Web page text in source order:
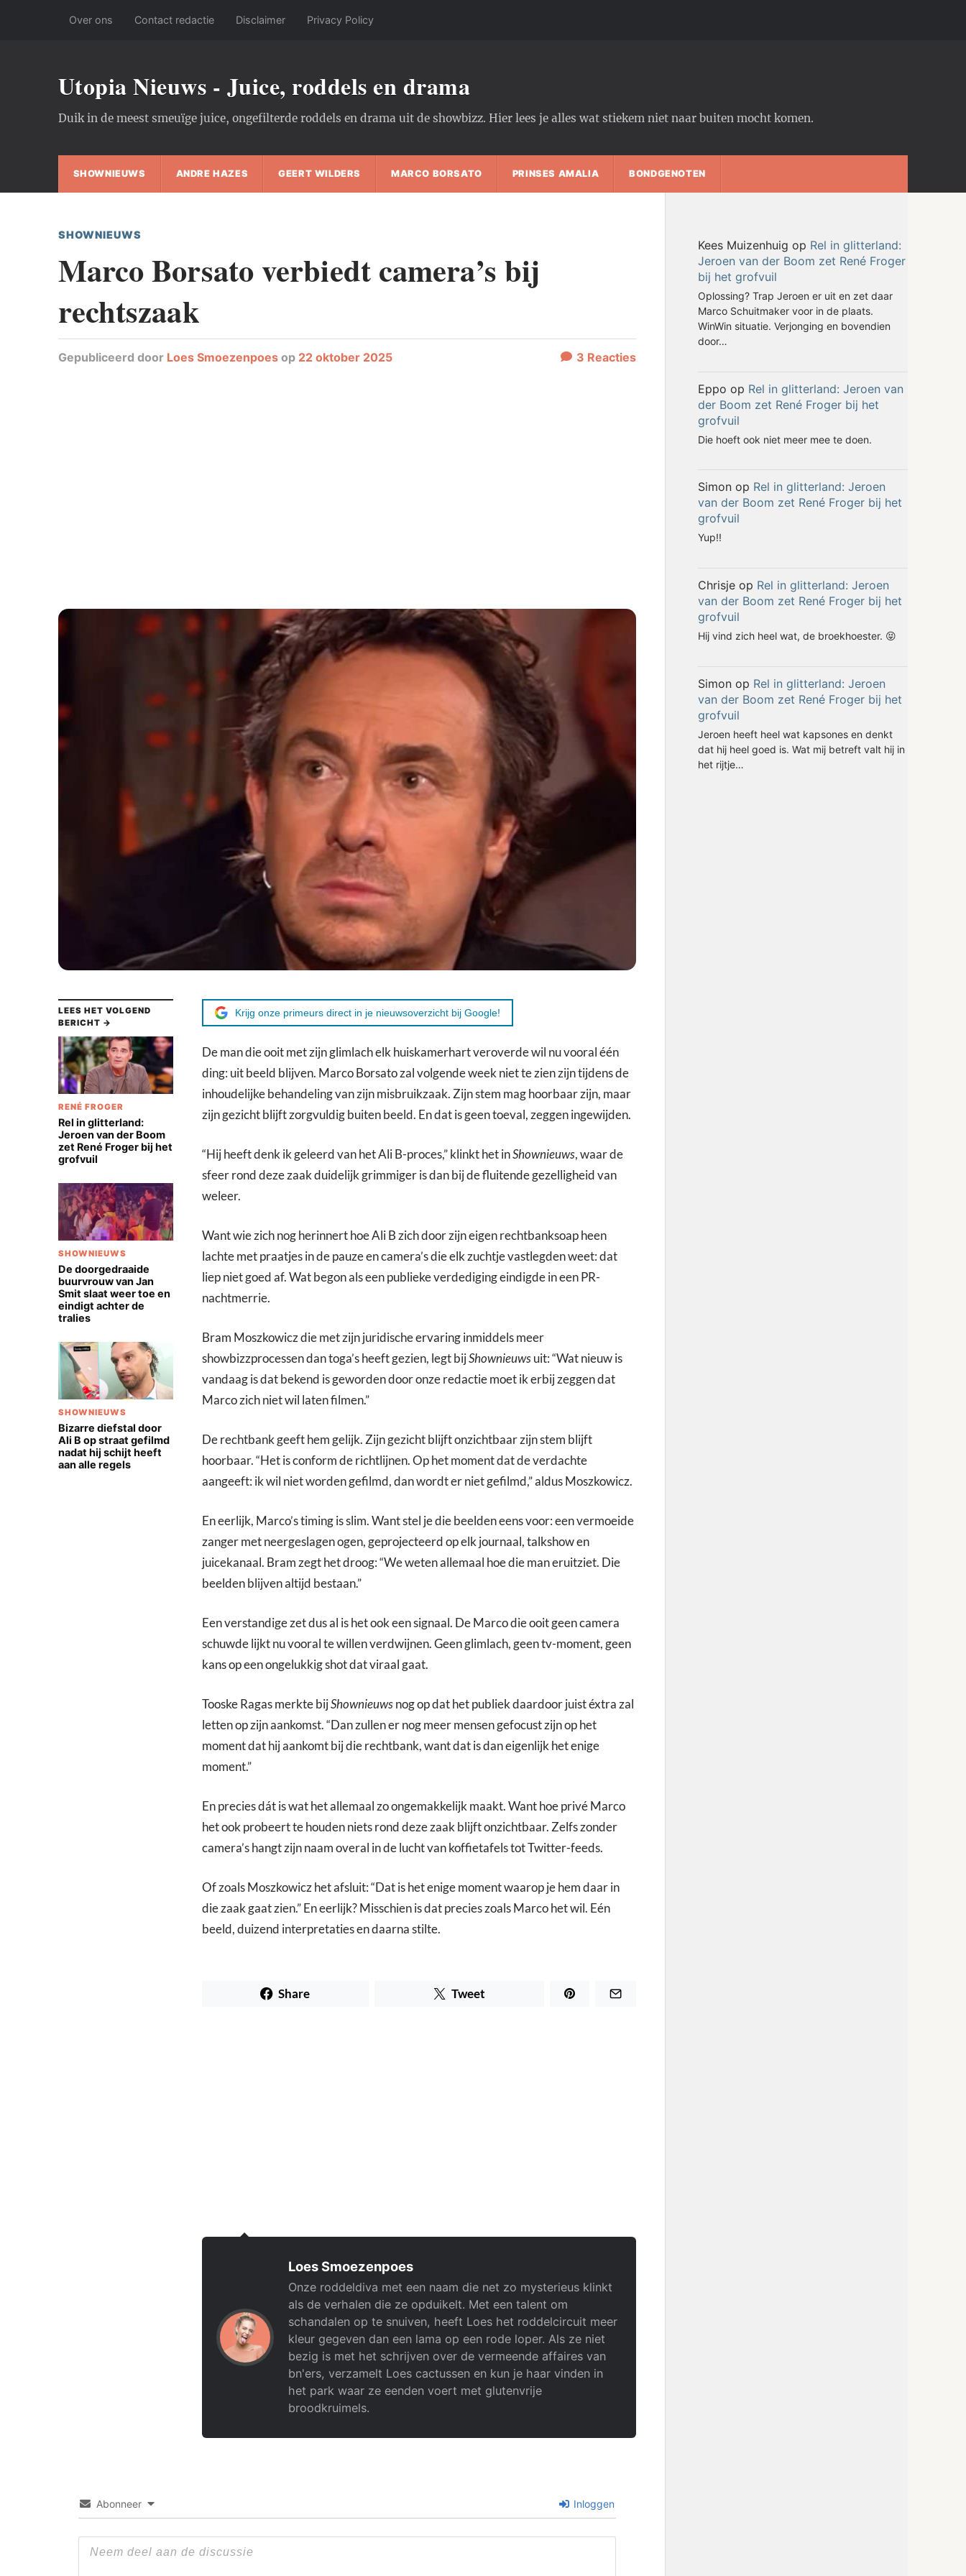
Over ons Contact redactie Disclaimer Privacy Policy
Utopia Nieuws - Juice, roddels en drama
Duik in de meest smeuïge juice, ongefilterde roddels en drama uit de showbizz. Hier lees je alles wat stiekem niet naar buiten mocht komen.
SHOWNIEUWS ANDRE HAZES GEERT WILDERS MARCO BORSATO PRINSES AMALIA BONDGENOTEN
SHOWNIEUWS
Marco Borsato verbiedt camera’s bij
rechtszaak
Gepubliceerd door Loes Smoezenpoes op 22 oktober 2025 3 Reacties
LEES HET VOLGEND
BERICHT →
RENÉ FROGER
Rel in glitterland:
Jeroen van der Boom
zet René Froger bij het
grofvuil
SHOWNIEUWS
De doorgedraaide
buurvrouw van Jan
Smit slaat weer toe en
eindigt achter de
tralies
SHOWNIEUWS
Bizarre diefstal door
Ali B op straat gefilmd
nadat hij schijt heeft
aan alle regels
Krijg onze primeurs direct in je nieuwsoverzicht bij Google!
De man die ooit met zijn glimlach elk huiskamerhart veroverde wil nu vooral één
ding: uit beeld blijven. Marco Borsato zal volgende week niet te zien zijn tijdens de
inhoudelijke behandeling van zijn misbruikzaak. Zijn stem mag hoorbaar zijn, maar
zijn gezicht blijft zorgvuldig buiten beeld. En dat is geen toeval, zeggen ingewijden.
“Hij heeft denk ik geleerd van het Ali B-proces,” klinkt het inShownieuws, waar de
sfeer rond deze zaak duidelijk grimmiger is dan bij de fluitende gezelligheid van
weleer.
Want wie zich nog herinnert hoe Ali B zich door zijn eigen rechtbanksoap heen
lachte met praatjes in de pauze en camera’s die elk zuchtje vastlegden weet: dat
liep niet goed af. Wat begon als een publieke verdediging eindigde in een PR-
nachtmerrie.
Bram Moszkowicz die met zijn juridische ervaring inmiddels meer
showbizzprocessen dan toga’s heeft gezien, legt bijShownieuwsuit: “Wat nieuw is
vandaag is dat bekend is geworden door onze redactie moet ik erbij zeggen dat
Marco zich niet wil laten filmen.”
De rechtbank geeft hem gelijk. Zijn gezicht blijft onzichtbaar zijn stem blijft
hoorbaar. “Het is conform de richtlijnen. Op het moment dat de verdachte
aangeeft: ik wil niet worden gefilmd, dan wordt er niet gefilmd,” aldus Moszkowicz.
En eerlijk, Marco’s timing is slim. Want stel je die beelden eens voor: een vermoeide
zanger met neergeslagen ogen, geprojecteerd op elk journaal, talkshow en
juicekanaal. Bram zegt het droog: “We weten allemaal hoe die man eruitziet. Die
beelden blijven altijd bestaan.”
Een verstandige zet dus al is het ook een signaal. De Marco die ooit geen camera
schuwde lijkt nu vooral te willen verdwijnen. Geen glimlach, geen tv-moment, geen
kans op een ongelukkig shot dat viraal gaat.
Tooske Ragas merkte bijShownieuwsnog op dat het publiek daardoor juist éxtra zal
letten op zijn aankomst. “Dan zullen er nog meer mensen gefocust zijn op het
moment dat hij aankomt bij die rechtbank, want dat is dan eigenlijk het enige
moment.”
En precies dát is wat het allemaal zo ongemakkelijk maakt. Want hoe privé Marco
het ook probeert te houden niets rond deze zaak blijft onzichtbaar. Zelfs zonder
camera’s hangt zijn naam overal in de lucht van koffietafels tot Twitter-feeds.
Of zoals Moszkowicz het afsluit: “Dat is het enige moment waarop je hem daar in
die zaak gaat zien.” En eerlijk? Misschien is dat precies zoals Marco het wil. Eén
beeld, duizend interpretaties en daarna stilte.
Share Tweet
Loes Smoezenpoes
Onze roddeldiva met een naam die net zo mysterieus klinkt
als de verhalen die ze opduikelt. Met een talent om
schandalen op te snuiven, heeft Loes het roddelcircuit meer
kleur gegeven dan een lama op een rode loper. Als ze niet
bezig is met het schrijven over de vermeende affaires van
bn'ers, verzamelt Loes cactussen en kun je haar vinden in
het park waar ze eenden voert met glutenvrije
broodkruimels.
Abonneer Inloggen
Kees Muizenhuig op Rel in glitterland:
Jeroen van der Boom zet René Froger
bij het grofvuil
Oplossing? Trap Jeroen er uit en zet daar
Marco Schuitmaker voor in de plaats.
WinWin situatie. Verjonging en bovendien
door…
Eppo op Rel in glitterland: Jeroen van
der Boom zet René Froger bij het
grofvuil
Die hoeft ook niet meer mee te doen.
Simonop Rel in glitterland: Jeroen
van der Boom zet René Froger bij het
grofvuil
Yup!!
Chrisjeop Rel in glitterland: Jeroen
van der Boom zet René Froger bij het
grofvuil
Hij vind zich heel wat, de broekhoester. 😝
Simonop Rel in glitterland: Jeroen
van der Boom zet René Froger bij het
grofvuil
Jeroen heeft heel wat kapsones en denkt
dat hij heel goed is. Wat mij betreft valt hij in
het rijtje…